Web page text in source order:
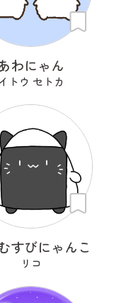
わにゃん
イトウ セトカ
すびにゃんこ
リコ